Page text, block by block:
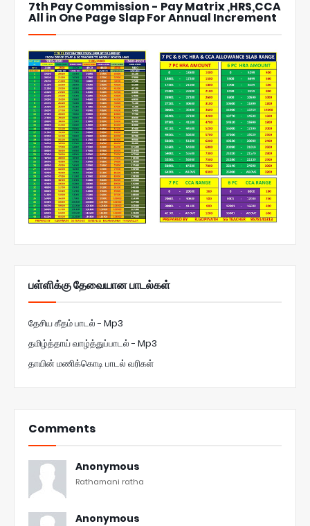
7th Pay Commission - Pay Matrix ,HRS,CCA
All in One Page Slap For Annual Increment
பள்ளிக்கு தேவையான பாடல்கள்
தேசிய கீதம் பாடல் - Mp3
தமிழ்த்தாய் வாழ்த்துப்பாடல் - Mp3
தாயின் மணிக்கொடி பாடல் வரிகள்
Comments
Anonymous
Rathamani ratha
Anonymous